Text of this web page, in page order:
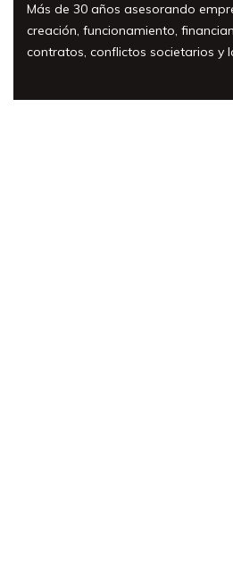
Más de 30 años asesorando
creación, funcionamiento,
contratos, conflictos societarios y